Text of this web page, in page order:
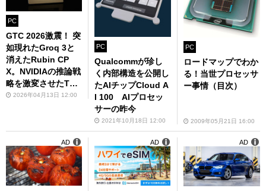
PC
GTC 2026激震！ 突
如現れたGroq 3と
消えたRubin CP
X。NVIDIAの推論戦
略を激変させたTSM
Cの逼迫とメモリー
2026年04月13日 12:00
PC
Qualcommが珍し
く内部構造を公開し
たAIチップCloud A
I 100 AIプロセッ
サーの昨今
2021年10月18日 12:00
PC
ロードマップでわか
る！当世プロセッサ
ー事情（目次）
2009年05月21日 16:00
AD AD AD